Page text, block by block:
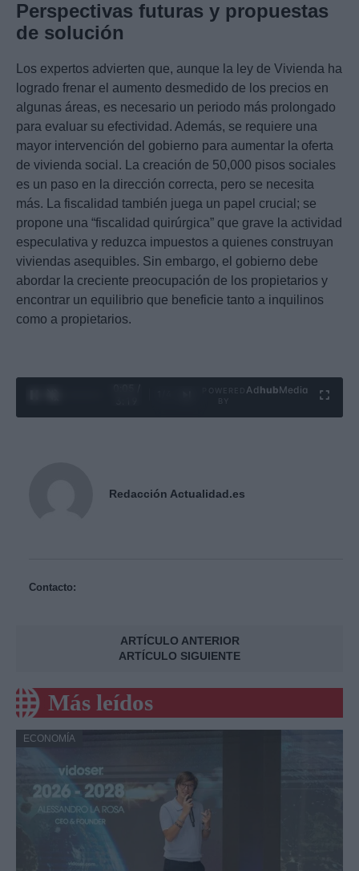
Perspectivas futuras y propuestas
de solución
Los expertos advierten que, aunque la ley de Vivienda ha
logrado frenar el aumento desmedido de los precios en
algunas áreas, es necesario un periodo más prolongado
para evaluar su efectividad. Además, se requiere una
mayor intervención del gobierno para aumentar la oferta
de vivienda social. La creación de 50,000 pisos sociales
es un paso en la dirección correcta, pero se necesita
más. La fiscalidad también juega un papel crucial; se
propone una “fiscalidad quirúrgica” que grave la actividad
especulativa y reduzca impuestos a quienes construyan
viviendas asequibles. Sin embargo, el gobierno debe
abordar la creciente preocupación de los propietarios y
encontrar un equilibrio que beneficie tanto a inquilinos
como a propietarios.
Ad hubMedia
Redacción Actualidad.es
Contacto:
ARTÍCULO ANTERIOR
ARTÍCULO SIGUIENTE
Más leídos
ECONOMÍA